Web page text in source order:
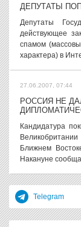
ДЕПУТАТЫ
Депутаты
действующее
спамом
характера) в
27.06.2007, 07:44
РОССИЯ НЕ
Кандидатура
Ближнем
Накануне
Telegram